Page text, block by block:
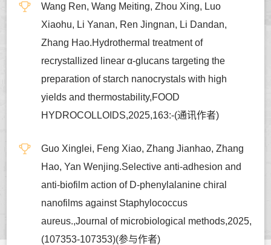
Wang Ren, Wang Meiting, Zhou Xing, Luo
Xiaohu, Li Yanan, Ren Jingnan, Li Dandan,
Zhang Hao.Hydrothermal treatment of
recrystallized linear α-glucans targeting the
preparation of starch nanocrystals with high
yields and thermostability,FOOD
HYDROCOLLOIDS,2025,163:-(通讯作者)
Guo Xinglei, Feng Xiao, Zhang Jianhao, Zhang
Hao, Yan Wenjing.Selective anti-adhesion and
anti-biofilm action of D-phenylalanine chiral
nanofilms against Staphylococcus
aureus.,Journal of microbiological methods,2025,
(107353-107353)(参与作者)